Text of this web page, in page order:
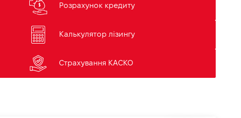
Розрахунок кредиту
Калькулятор лізингу
Страхування КАСКО